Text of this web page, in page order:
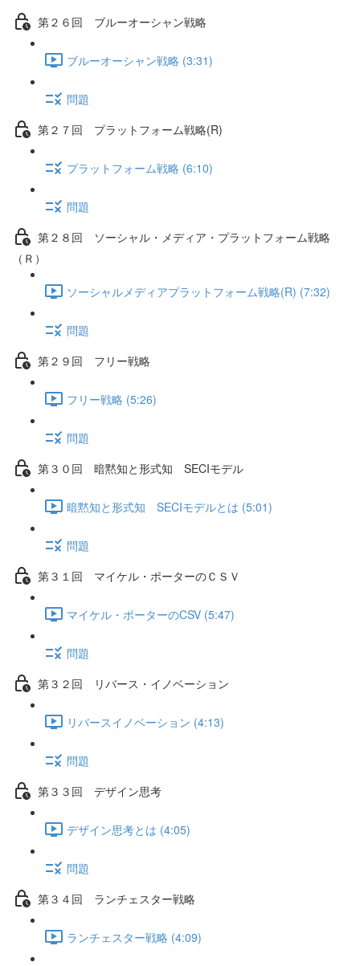
第２６回 ブルーオーシャン戦略
ブルーオーシャン戦略 (3:31)
問題
第２７回 プラットフォーム戦略(R)
プラットフォーム戦略 (6:10)
問題
第２８回 ソーシャル・メディア・プラットフォーム戦略
（Ｒ）
ソーシャルメディアプラットフォーム戦略(R) (7:32)
問題
第２９回 フリー戦略
フリー戦略 (5:26)
問題
第３０回 暗黙知と形式知 SECIモデル
暗黙知と形式知 SECIモデルとは (5:01)
問題
第３１回 マイケル・ポーターのＣＳＶ
マイケル・ポーターのCSV (5:47)
問題
第３２回 リバース・イノベーション
リバースイノベーション (4:13)
問題
第３３回 デザイン思考
デザイン思考とは (4:05)
問題
第３４回 ランチェスター戦略
ランチェスター戦略 (4:09)